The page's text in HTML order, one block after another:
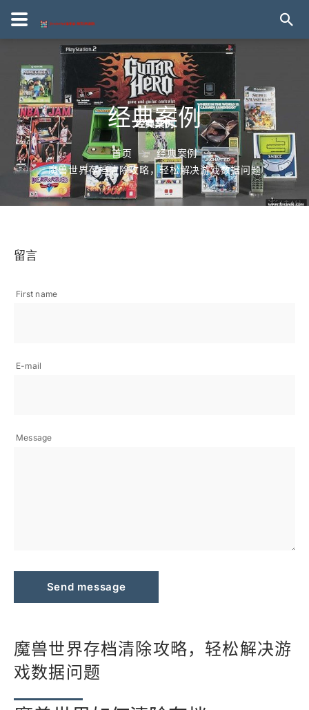
经典案例
首页
经典案例
魔兽世界存档清除攻略，轻松解决游戏数据问题
留言
First name
E-mail
Message
Send message
魔兽世界存档清除攻略，轻松解决游
戏数据问题